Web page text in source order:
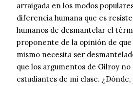
arraigada en los modos
diferencia humana que es
humanos de desmantelar el
proponente de la opinión de
mismo necesita ser
que los argumentos de Gilroy
estudiantes de mi clase.